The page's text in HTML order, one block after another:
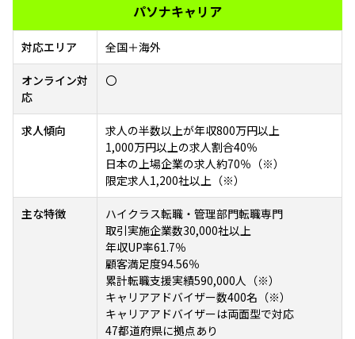
パソナキャリア
対応エリア 全国＋海外
オンライン対
応
〇
求人傾向
求人の半数以上が年収800万円以上
1,000万円以上の求人割合40％
日本の上場企業の求人約70％（※）
限定求人1,200社以上（※）
主な特徴
ハイクラス転職・管理部門転職専門
取引実施企業数30,000社以上
年収UP率61.7％
顧客満足度94.56％
累計転職支援実績590,000人（※）
キャリアアドバイザー数400名（※）
キャリアアドバイザーは両面型で対応
47都道府県に拠点あり